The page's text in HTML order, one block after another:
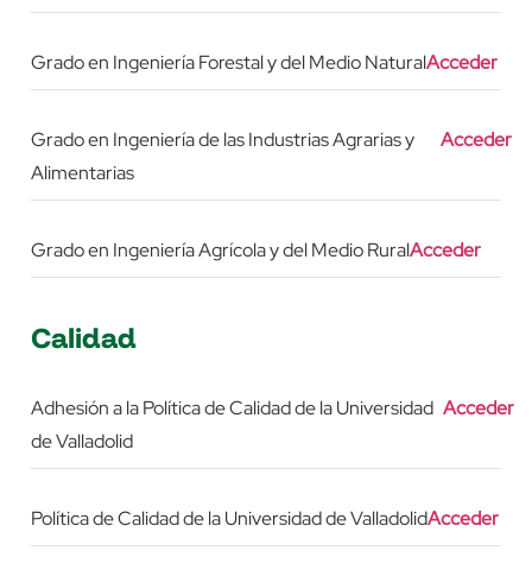
Grado en Ingeniería Forestal y del Medio NaturalAcceder
Grado en Ingeniería de las Industrias Agrarias y
Alimentarias
Acceder
Grado en Ingeniería Agrícola y del Medio RuralAcceder
Calidad
Adhesión a la Política de Calidad de la Universidad
de Valladolid
Acceder
Política de Calidad de la Universidad de ValladolidAcceder